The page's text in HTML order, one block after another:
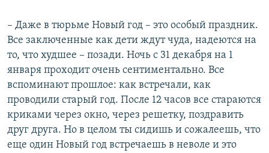
– Даже в тюрьме Новый год – это особый праздник.
Все заключенные как дети ждут чуда, надеются на
то, что худшее – позади. Ночь с 31 декабря на 1
января проходит очень сентиментально. Все
вспоминают прошлое: как встречали, как
проводили старый год. После 12 часов все стараются
криками через окно, через решетку, поздравить
друг друга. Но в целом ты сидишь и сожалеешь, что
еще один Новый год встречаешь в неволе и это